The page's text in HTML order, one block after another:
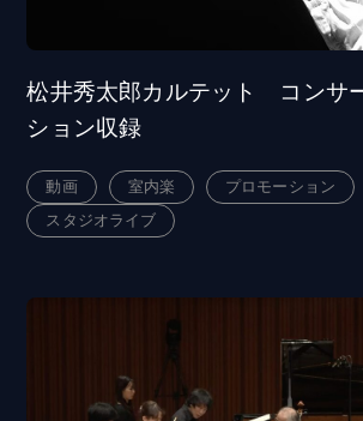
松井秀太郎カルテット コンサ
ション収録
動画 室内楽
プロモーション
スタジオライブ